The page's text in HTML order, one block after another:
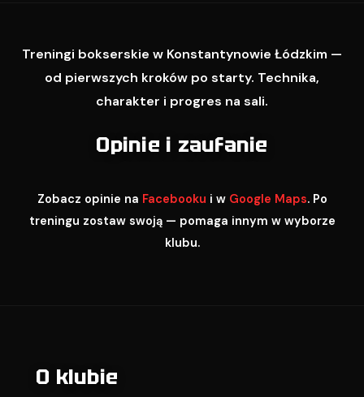
Treningi bokserskie w Konstantynowie Łódzkim —
od pierwszych kroków po starty. Technika,
charakter i progres na sali.
Opinie i zaufanie
Zobacz opinie na Facebooku i w Google Maps. Po
treningu zostaw swoją — pomaga innym w wyborze
klubu.
O klubie